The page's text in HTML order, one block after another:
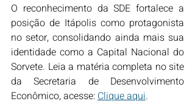
O reconhecimento da SDE fortalece a
posição de Itápolis como protagonista
no setor, consolidando ainda mais sua
identidade como a Capital Nacional do
Sorvete. Leia a matéria completa no site
da Secretaria de Desenvolvimento
Econômico, acesse: Clique aqui.